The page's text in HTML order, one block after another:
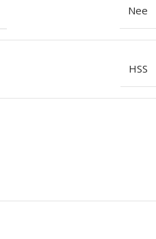
Nee
HSS